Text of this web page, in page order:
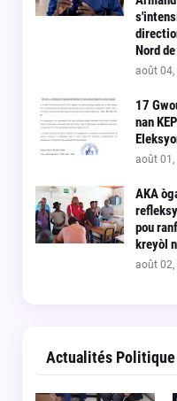
Nord
août 04,
17
nan
août 01,
AKA
pou
kreyòl
août 02,
Actualités Politique